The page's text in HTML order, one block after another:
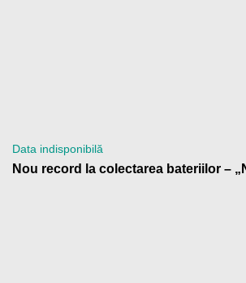
Data indisponibilă